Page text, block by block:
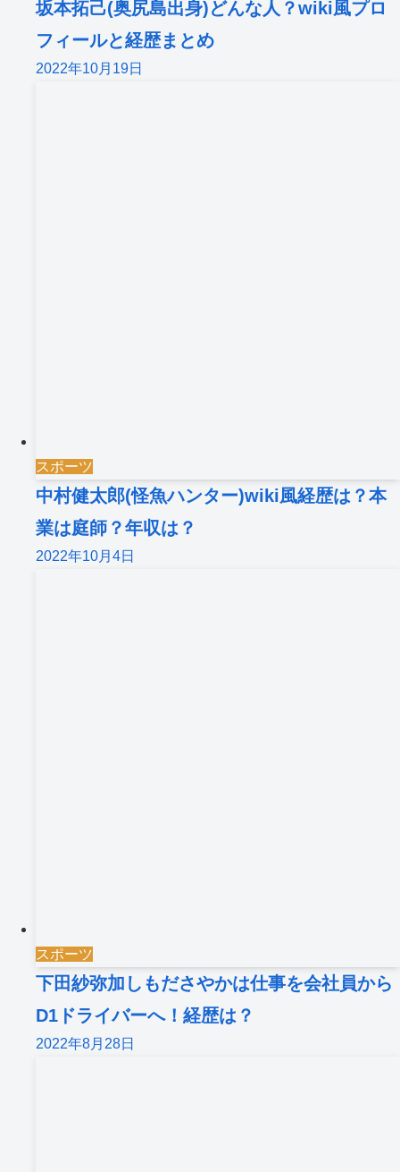
坂本拓己(奥尻島出身)どんな人？wiki風プロ
フィールと経歴まとめ
2022年10月19日
スポーツ
中村健太郎(怪魚ハンター)wiki風経歴は？本
業は庭師？年収は？
2022年10月4日
スポーツ
下田紗弥加しもださやかは仕事を会社員から
D1ドライバーへ！経歴は？
2022年8月28日